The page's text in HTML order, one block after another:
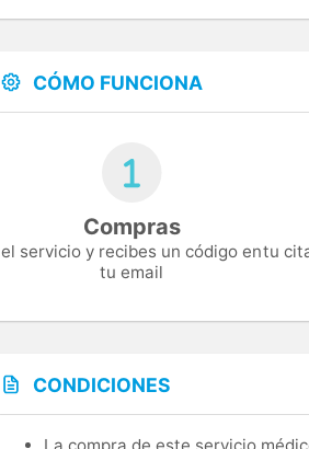
CÓMO FUNCIONA
Compras
el servicio y recibes un código en
tu email
tu
CONDICIONES